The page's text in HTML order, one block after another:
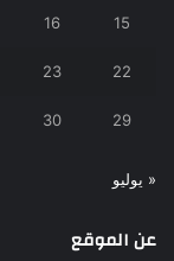
15
16
22
23
29
30
« يوليو
عن الموقع